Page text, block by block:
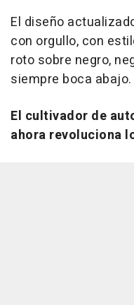
El diseño
con orgullo, con
roto sobre negro,
siempre boca abajo.
El cultivador de
ahora revoluciona